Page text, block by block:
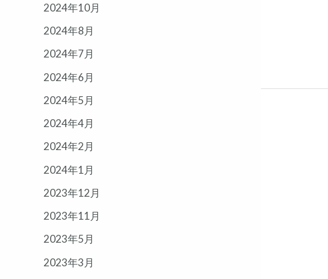
2024年10月
2024年8月
2024年7月
2024年6月
2024年5月
2024年4月
2024年2月
2024年1月
2023年12月
2023年11月
2023年5月
2023年3月